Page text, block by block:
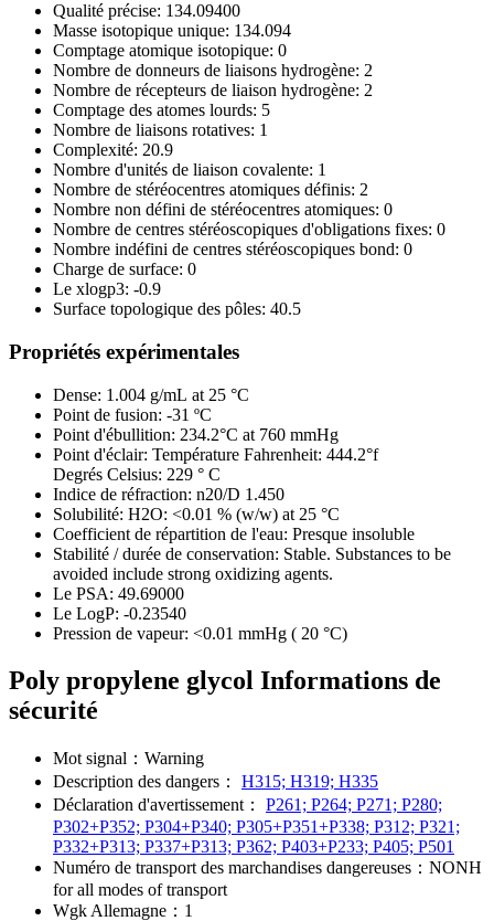
Qualité précise: 134.09400
Masse isotopique unique: 134.094
Comptage atomique isotopique: 0
Nombre de donneurs de liaisons hydrogène: 2
Nombre de récepteurs de liaison hydrogène: 2
Comptage des atomes lourds: 5
Nombre de liaisons rotatives: 1
Complexité: 20.9
Nombre d'unités de liaison covalente: 1
Nombre de stéréocentres atomiques définis: 2
Nombre non défini de stéréocentres atomiques: 0
Nombre de centres stéréoscopiques d'obligations fixes: 0
Nombre indéfini de centres stéréoscopiques bond: 0
Charge de surface: 0
Le xlogp3: -0.9
Surface topologique des pôles: 40.5
Propriétés expérimentales
Dense: 1.004 g/mL at 25 °C
Point de fusion: -31 ºC
Point d'ébullition: 234.2°C at 760 mmHg
Point d'éclair: Température Fahrenheit: 444.2°f
Degrés Celsius: 229 ° C
Indice de réfraction: n20/D 1.450
Solubilité: H2O: <0.01 % (w/w) at 25 °C
Coefficient de répartition de l'eau: Presque insoluble
Stabilité / durée de conservation: Stable. Substances to be
avoided include strong oxidizing agents.
Le PSA: 49.69000
Le LogP: -0.23540
Pression de vapeur: <0.01 mmHg ( 20 °C)
Poly propylene glycol Informations de
sécurité
Mot signal： Warning
Description des dangers：
H315; H319; H335
Déclaration d'avertissement：
P261; P264; P271; P280;
P302+P352; P304+P340; P305+P351+P338; P312; P321;
P332+P313; P337+P313; P362; P403+P233; P405; P501
Numéro de transport des marchandises dangereuses： NONH
for all modes of transport
Wgk Allemagne： 1